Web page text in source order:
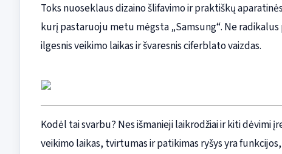
Toks nuoseklaus dizaino šlifavimo ir praktiškų
kurį pastaruoju metu mėgsta „Samsung“. Ne radikalus
ilgesnis veikimo laikas ir švaresnis ciferblato vaizdas.
Kodėl tai svarbu? Nes išmanieji laikrodžiai ir kiti dėvimi
veikimo laikas, tvirtumas ir patikimas ryšys yra